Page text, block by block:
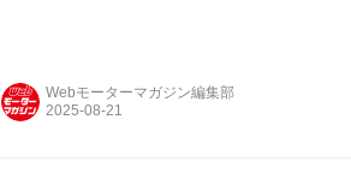
Webモーターマガジン編集部